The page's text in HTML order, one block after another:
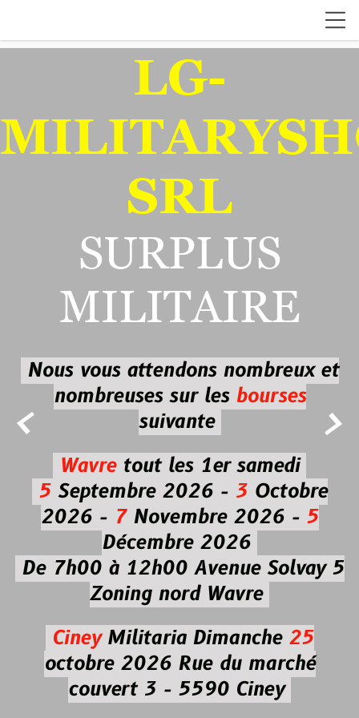
 
LG-
SRL
SURPLUS
MILITAIRE
Nous vous attendons nombreux et
nombreuses sur les bourses
suivante
Wavretout les 1er samedi
5Septembre 2026 - 3Octobre
2026 -7Novembre 2026 - 5
Décembre 2026
De 7h00 à 12h00 Avenue Solvay 5
Zoning nord Wavre
CineyMilitaria Dimanche 25
octobre 2026Rue du marché
couvert 3 - 5590 Ciney